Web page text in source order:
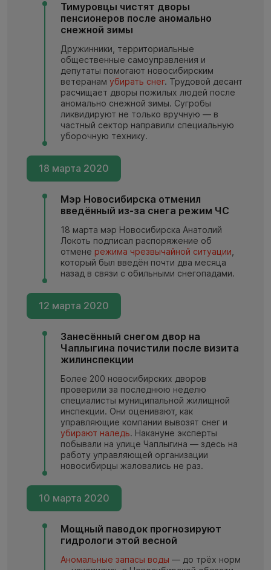
Тимуровцы чистят дворы
пенсионеров после аномально
снежной зимы
Дружинники, территориальные
общественные самоуправления и
депутаты помогают новосибирским
ветеранам убирать снег. Трудовой десант
расчищает дворы пожилых людей после
аномально снежной зимы. Сугробы
ликвидируют не только вручную — в
частный сектор направили специальную
уборочную технику.
18 марта 2020
Мэр Новосибирска отменил
введённый из-за снега режим ЧС
18 марта мэр Новосибирска Анатолий
Локоть подписал распоряжение об
отмене режима чрезвычайной ситуации
который был введён почти два месяца
назад в связи с обильными снегопадами.
12 марта 2020
Занесённый снегом двор на
Чаплыгина почистили после визита
жилинспекции
Более 200 новосибирских дворов
проверили за последнюю неделю
специалисты муниципальной жилищной
инспекции. Они оценивают, как
управляющие компании вывозят снег и
убирают наледь. Накануне эксперты
побывали на улице Чаплыгина — здесь на
работу управляющей организации
новосибирцы жаловались не раз.
10 марта 2020
Мощный паводок прогнозируют
гидрологи этой весной
Аномальные запасы воды — до трёх норм